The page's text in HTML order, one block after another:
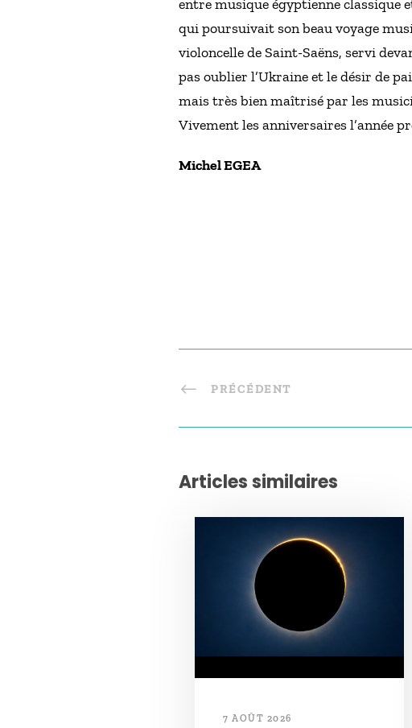
entre musique égyptienne classique
qui poursuivait son beau voyage
violoncelle de Saint-Saëns, servi
pas oublier l’Ukraine et le désir de
mais très bien maîtrisé par les
Vivement les anniversaires l’année
Michel EGEA
PRÉCÉDENT
Articles similaires
7 AOÛT 2026